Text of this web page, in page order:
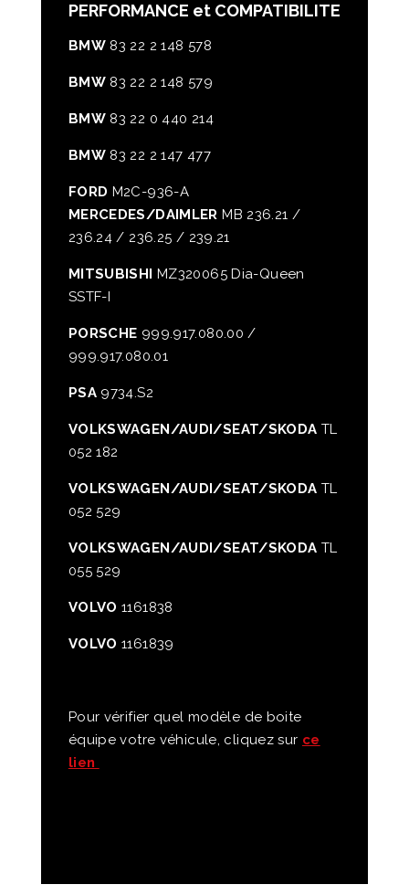
PERFORMANCE et COMPATIBILITE
BMW 83 22 2 148 578
BMW 83 22 2 148 579
BMW 83 22 0 440 214
BMW 83 22 2 147 477
FORD M2C-936-A
MERCEDES/DAIMLERMB 236.21 /
236.24 / 236.25 / 239.21
MITSUBISHI MZ320065 Dia-Queen
SSTF-I
PORSCHE 999.917.080.00 /
999.917.080.01
PSA 9734.S2
VOLKSWAGEN/AUDI/SEAT/SKODA TL
052 182
VOLKSWAGEN/AUDI/SEAT/SKODA TL
052 529
VOLKSWAGEN/AUDI/SEAT/SKODA TL
055 529
VOLVO1161838
VOLVO1161839
Pour vérifier quel modèle de boite
équipe votre véhicule, cliquez sur ce
lien